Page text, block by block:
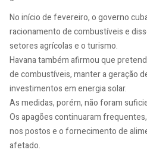
No início de fevereiro, o governo
racionamento de combustíveis e
setores agrícolas e o turismo.
Havana também afirmou que
de combustíveis, manter a geração
investimentos em energia solar.
As medidas, porém, não foram
Os apagões continuaram
nos postos e o fornecimento de
afetado.